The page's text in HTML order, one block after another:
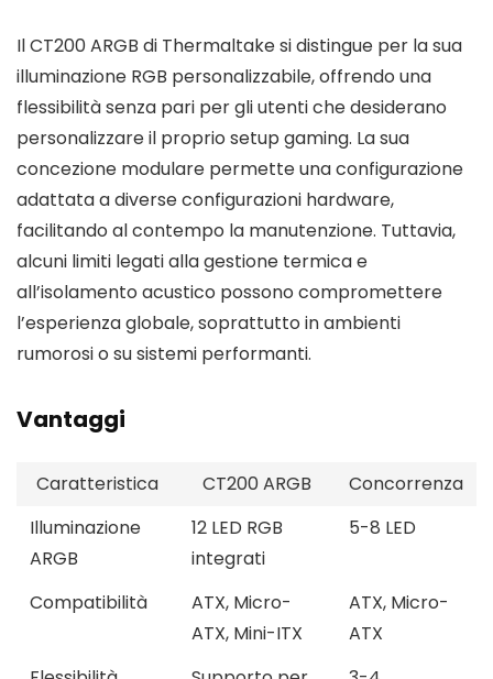
Il CT200 ARGB di Thermaltake si distingue per la sua
illuminazione RGB personalizzabile, offrendo una
flessibilità senza pari per gli utenti che desiderano
personalizzare il proprio setup gaming. La sua
concezione modulare permette una configurazione
adattata a diverse configurazioni hardware,
facilitando al contempo la manutenzione. Tuttavia,
alcuni limiti legati alla gestione termica e
all’isolamento acustico possono compromettere
l’esperienza globale, soprattutto in ambienti
rumorosi o su sistemi performanti.
Vantaggi
Caratteristica CT200 ARGB
Concorrenza
Illuminazione
ARGB
12 LED RGB
integrati
5-8 LED
Compatibilità
ATX, Micro-
ATX, Mini-ITX
ATX, Micro-
ATX